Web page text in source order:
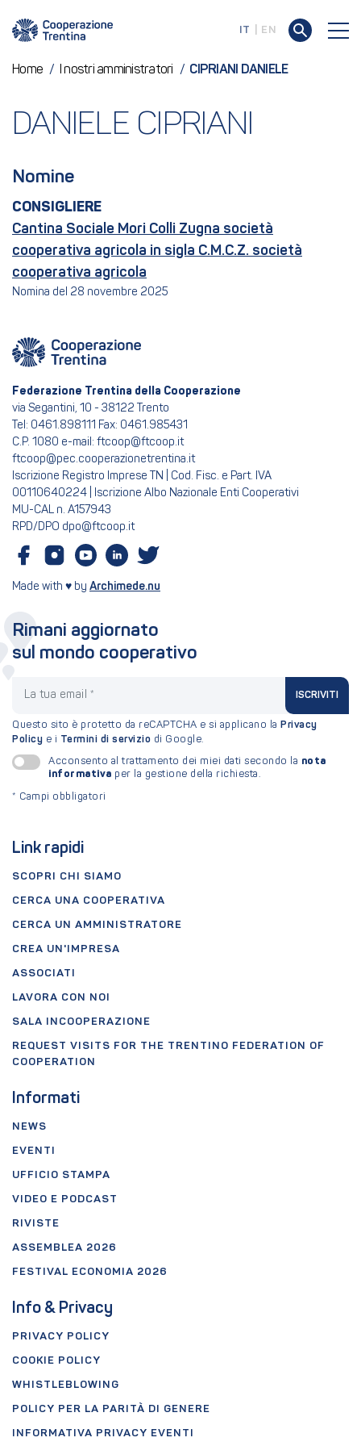
IT EN
Home / I nostri amministratori / CIPRIANI DANIELE
DANIELE CIPRIANI
Nomine
CONSIGLIERE
Cantina Sociale Mori Colli Zugna società
cooperativa agricola in sigla C.M.C.Z. società
cooperativa agricola
Nomina del 28 novembre 2025
Federazione Trentina della Cooperazione
via Segantini, 10 - 38122 Trento
Tel: 0461.898111 Fax: 0461.985431
C.P. 1080 e-mail: ftcoop@ftcoop.it
ftcoop@pec.cooperazionetrentina.it
Iscrizione Registro Imprese TN | Cod. Fisc. e Part. IVA
00110640224 | Iscrizione Albo Nazionale Enti Cooperativi
MU-CAL n. A157943
RPD/DPO dpo@ftcoop.it
Made with ♥ by Archimede.nu
Link rapidi
SCOPRI CHI SIAMO
CERCA UNA COOPERATIVA
CERCA UN AMMINISTRATORE
CREA UN'IMPRESA
ASSOCIATI
LAVORA CON NOI
SALA INCOOPERAZIONE
REQUEST VISITS FOR THE TRENTINO FEDERATION OF
COOPERATION
Informati
NEWS
EVENTI
UFFICIO STAMPA
VIDEO E PODCAST
RIVISTE
ASSEMBLEA 2026
FESTIVAL ECONOMIA 2026
Info & Privacy
PRIVACY POLICY
COOKIE POLICY
WHISTLEBLOWING
POLICY PER LA PARITÀ DI GENERE
INFORMATIVA PRIVACY EVENTI
Rimani aggiornato
sul mondo cooperativo
ISCRIVITI
Questo sito è protetto da reCAPTCHA e si applicano la Privacy
Policy e i Termini di servizio di Google.
Acconsento al trattamento dei miei dati secondo la nota
informativa per la gestione della richiesta.
* Campi obbligatori